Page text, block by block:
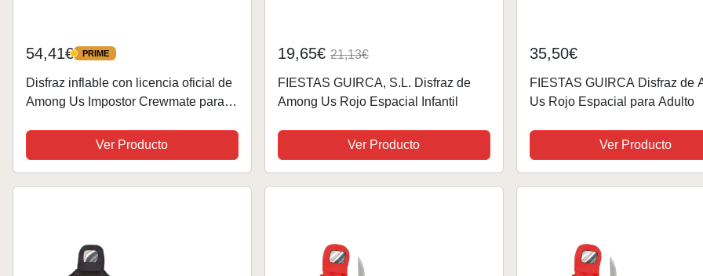
54,41€ PRIME
PRIME
Disfraz inflable con licencia oficial de
Among Us Impostor Crewmate para
Ver Producto
19,65€21,13€
FIESTAS GUIRCA, S.L. Disfraz de
Among Us Rojo Espacial Infantil
Ver Producto
35,50€
FIESTAS GUIRCA Disfraz de
Us Rojo Espacial para Adulto
Ver Producto